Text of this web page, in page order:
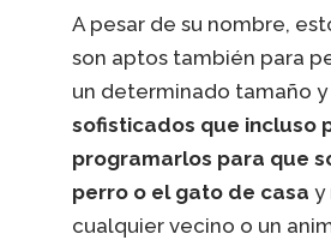
A pesar de su nombre,
son aptos también para
un determinado tamaño y
sofisticados que incluso
programarlos para que
perro o el gato de casa y
cualquier vecino o un